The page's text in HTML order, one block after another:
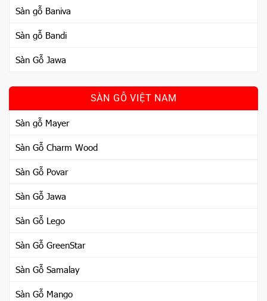
Sàn gỗ Baniva
Sàn gỗ Bandi
Sàn Gỗ Jawa
SÀN GỖ VIỆT NAM
Sàn gỗ Mayer
Sàn Gỗ Charm Wood
Sàn Gỗ Povar
Sàn Gỗ Jawa
Sàn Gỗ Lego
Sàn Gỗ GreenStar
Sàn Gỗ Samalay
Sàn Gỗ Mango